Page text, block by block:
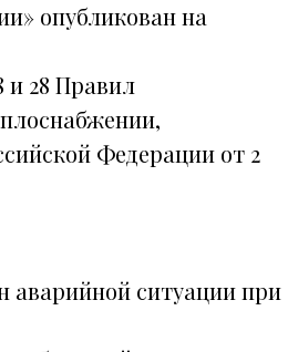
опубликован на
и 28 Правил
Федерации от 2
аварийной ситуации при